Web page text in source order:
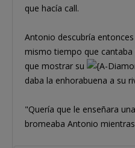
que hacía call.
Antonio descubría entonces
mismo tiempo que
que mostrar su
daba la enhorabuena a su
"Quería que le enseñara
bromeaba Antonio